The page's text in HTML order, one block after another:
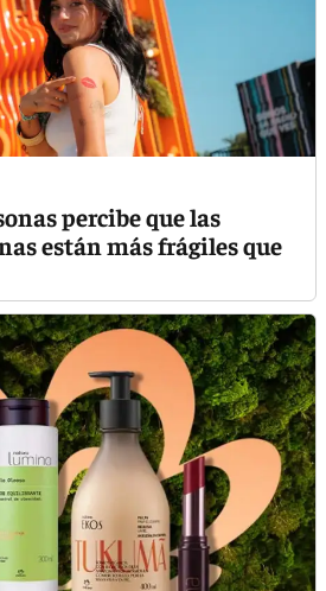
percibe que las
están más frágiles que